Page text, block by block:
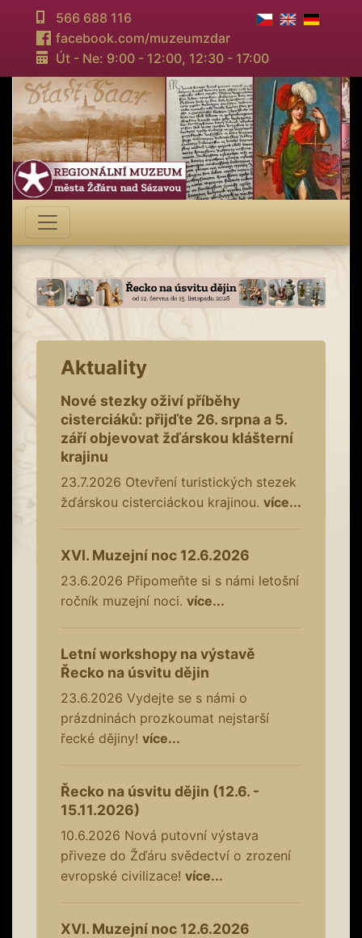
566 688 116
facebook.com/muzeumzdar
Út - Ne: 9:00 - 12:00, 12:30 - 17:00
Aktuality
Nové stezky oživí příběhy
cisterciáků: přijďte 26. srpna a 5.
září objevovat žďárskou klášterní
krajinu
23.7.2026 Otevření turistických stezek
žďárskou cisterciáckou krajinou. více...
XVI. Muzejní noc 12.6.2026
23.6.2026 Připomeňte si s námi letošní
ročník muzejní noci. více...
Letní workshopy na výstavě
Řecko na úsvitu dějin
23.6.2026 Vydejte se s námi o
prázdninách prozkoumat nejstarší
řecké dějiny! více...
Řecko na úsvitu dějin (12.6. -
15.11.2026)
10.6.2026 Nová putovní výstava
přiveze do Žďáru svědectví o zrození
evropské civilizace! více...
XVI. Muzejní noc 12.6.2026